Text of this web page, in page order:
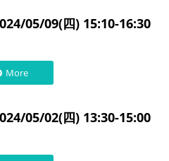
05/09(四) 15:10-16:30
More
05/02(四) 13:30-15:00